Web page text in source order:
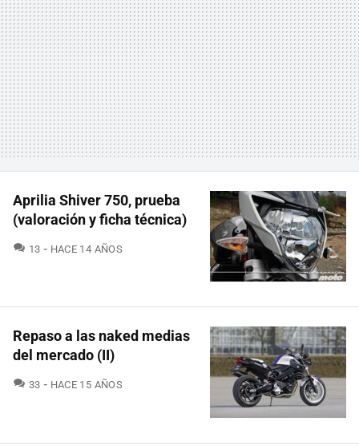
Aprilia Shiver 750, prueba
(valoración y ficha técnica)
13 COMENTARIOS
HACE 14 AÑOS
Repaso a las naked medias
del mercado (II)
33 COMENTARIOS
HACE 15 AÑOS